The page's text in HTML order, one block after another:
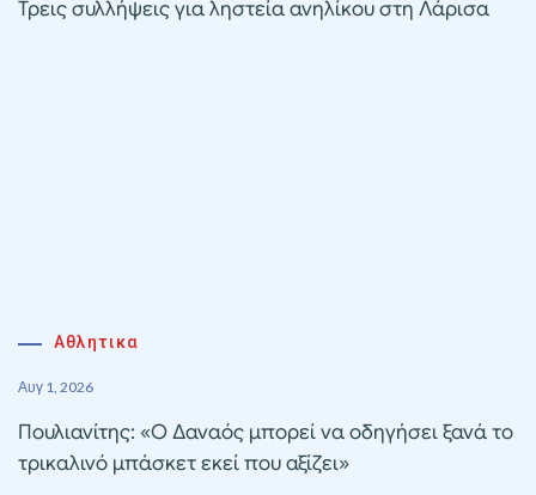
Τρεις συλλήψεις για ληστεία ανηλίκου στη Λάρισα
Αθλητικα
Αυγ 1, 2026
Πουλιανίτης: «Ο Δαναός μπορεί να οδηγήσει ξανά το
τρικαλινό μπάσκετ εκεί που αξίζει»